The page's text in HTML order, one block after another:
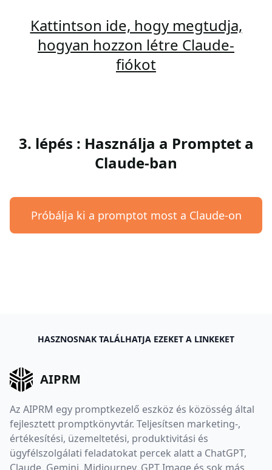
Kattintson ide, hogy megtudja,
hogyan hozzon létre Claude-
fiókot
3. lépés : Használja a Promptet a
Claude-ban
Próbálja ki a promptot most a Claude-on
HASZNOSNAK TALÁLHATJA EZEKET A LINKEKET
AIPRM
Az AIPRM egy promptkezelő eszköz és közösség által
fejlesztett promptkönyvtár. Teljesítsen marketing-,
értékesítési, üzemeltetési, produktivitási és
ügyfélszolgálati feladatokat percek alatt a ChatGPT,